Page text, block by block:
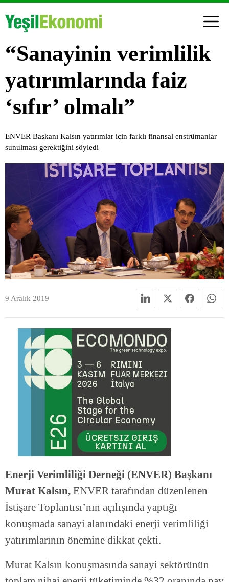
“Sanayinin verimlilik
yatırımlarında faiz
‘sıfır’ olmalı”
ENVER Başkanı Kalsın yatırımlar için farklı finansal enstrümanlar
sunulması gerektiğini söyledi
9 Aralık 2019
Enerji Verimliliği Derneği (ENVER) Başkanı
Murat Kalsın, ENVER tarafından düzenlenen
İstişare Toplantısı’nın açılışında yaptığı
konuşmada sanayi alanındaki enerji verimliliği
yatırımlarının önemine dikkat çekti.
Murat Kalsın konuşmasında sanayi sektörünün